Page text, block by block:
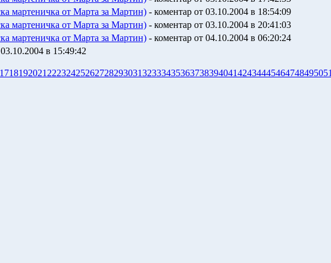
мартеничка от Марта за Мартин) - коментар от 03.10.2004 в 18:54:09
мартеничка от Марта за Мартин) - коментар от 03.10.2004 в 20:41:03
мартеничка от Марта за Мартин) - коментар от 04.10.2004 в 06:20:24
в 15:49:42
1718192021 222324252627282930313233343536373839404142434445464748495051